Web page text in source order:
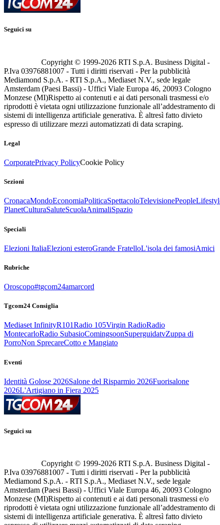
Seguici su
Copyright © 1999-2026 RTI S.p.A. Business Digital -
P.Iva 03976881007 - Tutti i diritti riservati - Per la pubblicità
Mediamond S.p.A. - RTI S.p.A., Mediaset N.V., sede legale
Amsterdam (Paesi Bassi) - Uffici Viale Europa 46, 20093 Cologno
Monzese (MI)Rispetto ai contenuti e ai dati personali trasmessi e/o
riprodotti è vietata ogni utilizzazione funzionale all’addestramento di
sistemi di intelligenza artificiale generativa. È altresì fatto divieto
espresso di utilizzare mezzi automatizzati di data scraping.
Legal
CorporatePrivacy PolicyCookie Policy
Sezioni
CronacaMondoEconomiaPoliticaSpettacoloTelevisionePeople
PlanetCulturaSaluteScuolaAnimaliSpazio
Speciali
Elezioni ItaliaElezioni esteroGrande FratelloL'isola dei famosiAmici
Rubriche
Oroscopo#tgcom24amarcord
Tgcom24 Consiglia
Mediaset InfinityR101Radio 105Virgin RadioRadio
MontecarloRadio SubasioComingsoonSuperguidatvZuppa di
PorroNon SprecareCotto e Mangiato
Eventi
Identità Golose 2026Salone del Risparmio 2026Fuorisalone
2026L'Artigiano in Fiera 2025
Seguici su
Copyright © 1999-2026 RTI S.p.A. Business Digital -
P.Iva 03976881007 - Tutti i diritti riservati - Per la pubblicità
Mediamond S.p.A. - RTI S.p.A., Mediaset N.V., sede legale
Amsterdam (Paesi Bassi) - Uffici Viale Europa 46, 20093 Cologno
Monzese (MI)Rispetto ai contenuti e ai dati personali trasmessi e/o
riprodotti è vietata ogni utilizzazione funzionale all’addestramento di
sistemi di intelligenza artificiale generativa. È altresì fatto divieto